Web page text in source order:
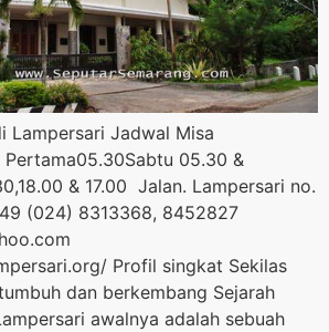
Lampersari Jadwal Misa
05.30 &
& 17.00 Jalan. Lampersari no.
(024) 8313368, 8452827
Profil singkat Sekilas
dan berkembang Sejarah
awalnya adalah sebuah